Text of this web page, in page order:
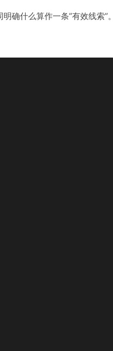
确什么算作一条”有效线索”。